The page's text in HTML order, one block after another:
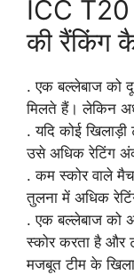
ICC T20
की रैंकिंग
. एक बल्लेबाज को
मिलते हैं। लेकिन
. यदि कोई
उसे अधिक रेटिंग
. कम स्कोर वाले
तुलना में अधिक
. एक बल्लेबाज को
स्कोर करता है और
मजबूत टीम के